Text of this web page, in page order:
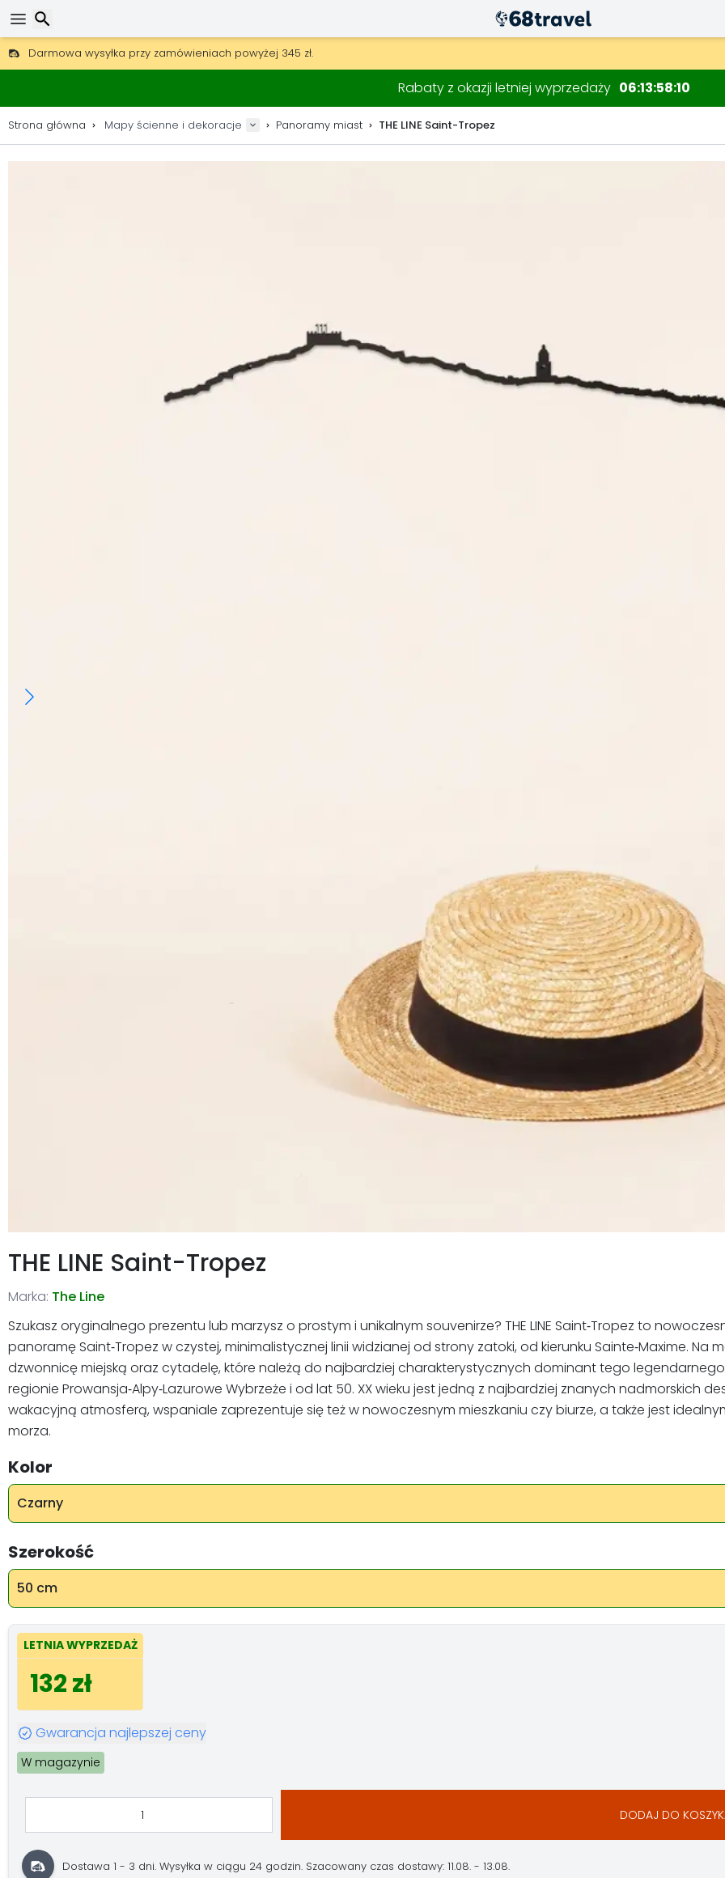
Darmowa wysyłka przy zamówieniach powyżej 345 zł.
30 dni na zwrot, 90 dni na drewniane mapy i dekoracje.
Rabaty z okazji letniej wyprzedaży 06135808
Strona główna Mapy ścienne i dekoracje Panoramy miast THE LINE Saint-Tropez
THE LINE Saint-Tropez
Marka: The Line
Szukasz oryginalnego prezentu lub marzysz o prostym i unikalnym souvenirze? THE LINE Saint‑Tropez to
panoramę Saint‑Tropez w czystej, minimalistycznej linii widzianej od strony zatoki, od kierunku Sainte‑Maxime.
dzwonnicę miejską oraz cytadelę, które należą do najbardziej charakterystycznych dominant tego
regionie Prowansja‑Alpy‑Lazurowe Wybrzeże i od lat 50. XX wieku jest jedną z najbardziej znanych nadmorskich
wakacyjną atmosferą, wspaniale zaprezentuje się też w nowoczesnym mieszkaniu czy biurze, a także jest
morza.
Kolor
Czarny
Szerokość
50 cm
LETNIA WYPRZEDAŻ
132 zł
Gwarancja najlepszej ceny
W magazynie
DODAJ DO
Dostawa 1 - 3 dni.Wysyłka w ciągu 24 godzin. Szacowany czas dostawy: 11.08. - 13.08.